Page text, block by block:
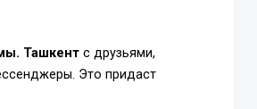
Ташкент с друзьями,
Это придаст